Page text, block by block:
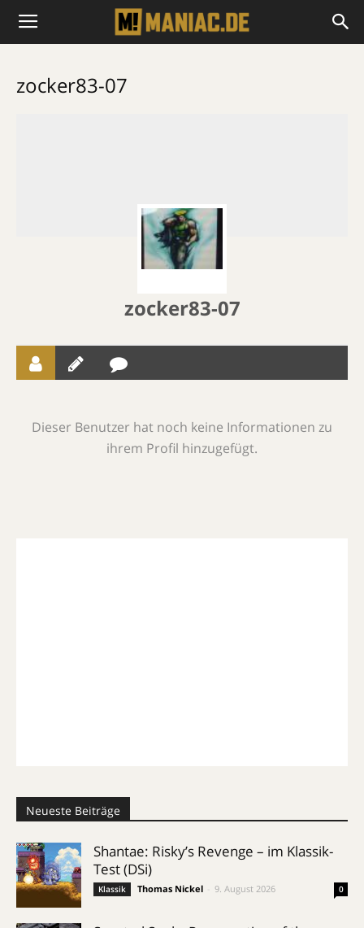
zocker83-07
zocker83-07
Dieser Benutzer hat noch keine Informationen zu
ihrem Profil hinzugefügt.
Neueste Beiträge
Shantae: Risky’s Revenge – im Klassik-
Test (DSi)
Klassik Thomas Nickel 9. August 2026 0